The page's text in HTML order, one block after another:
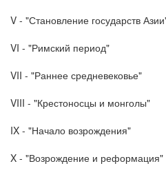
V - "Становление государств
VI - "Римский период"
VII - "Раннее средневековье"
VIII - "Крестоносцы и монголы"
IX - "Начало возрождения"
X - "Возрождение и реформация"